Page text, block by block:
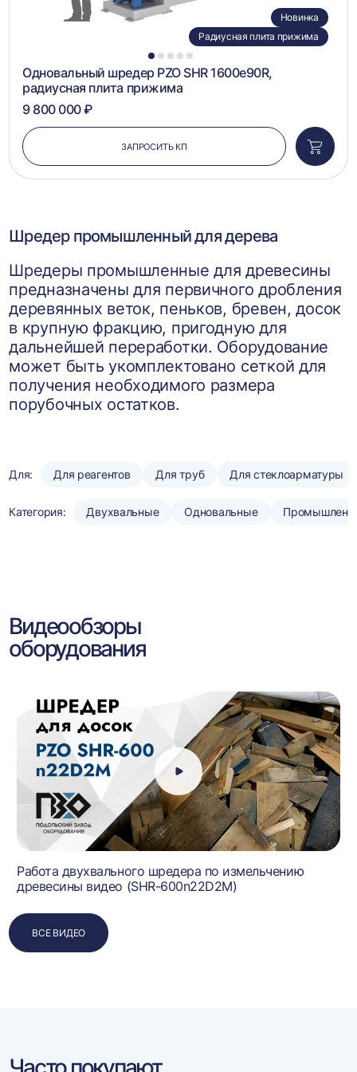
1 2 3 4 5
Новинка
Радиусная плита прижима
Одновальный шредер PZO SHR 1600e90R,
радиусная плита прижима
9 800 000 ₽
ЗАПРОСИТЬ КП
в
Шредер промышленный для дерева
Шредеры промышленные для древесины
предназначены для первичного дробления
деревянных веток, пеньков, бревен, досок
в крупную фракцию, пригодную для
дальнейшей переработки. Оборудование
может быть укомплектовано сеткой для
получения необходимого размера
порубочных остатков.
Для: Для реагентов Для труб Для стеклоарматуры
Категория: Двухвальные Одновальные
Видеообзоры
оборудования
Работа двухвального шредера по измельчению
древесины видео (SHR-600n22D2M)
ВСЕ ВИДЕО